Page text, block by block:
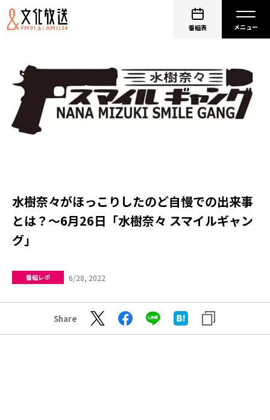
番組表
水樹奈々がほっこりしたのど自慢での出来事
とは？〜6月26日「水樹奈々 スマイルギャン
グ」
番組レポ 6/28, 2022
Share